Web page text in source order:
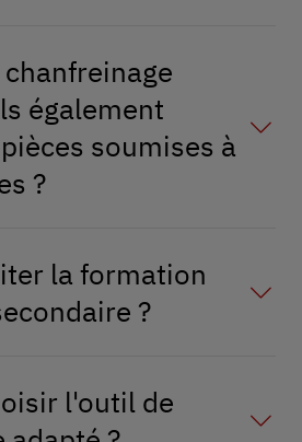
également
soumises à
?
la formation
?
l'outil de